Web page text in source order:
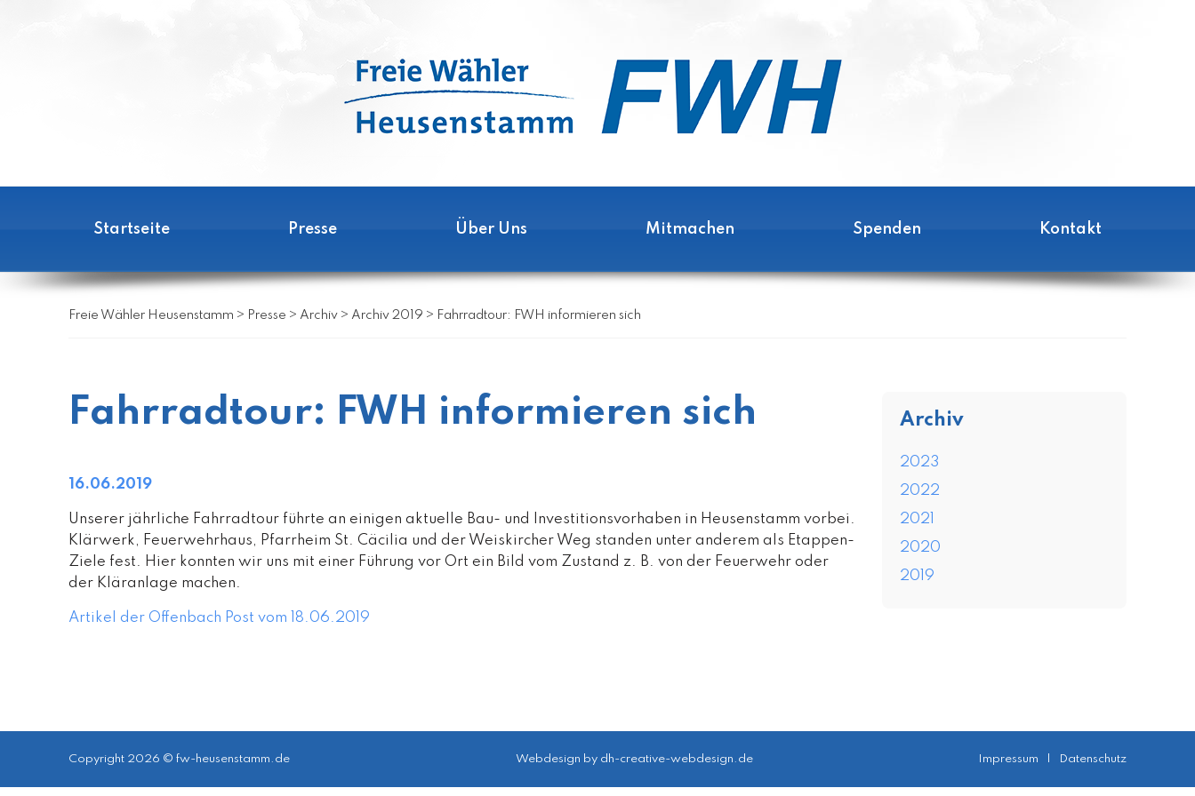
Startseite Presse Über Uns Mitmachen Spenden Kontakt
Freie Wähler Heusenstamm > Presse > Archiv > Archiv 2019 > Fahrradtour: FWH informieren sich
Fahrradtour: FWH informieren sich
16.06.2019
Unserer jährliche Fahrradtour führte an einigen aktuelle Bau- und Investitionsvorhaben in Heusenstamm vorbei.
Klärwerk, Feuerwehrhaus, Pfarrheim St. Cäcilia und der Weiskircher Weg standen unter anderem als Etappen-
Ziele fest. Hier konnten wir uns mit einer Führung vor Ort ein Bild vom Zustand z. B. von der Feuerwehr oder
der Kläranlage machen.
Artikel der Offenbach Post vom 18.06.2019
Archiv
2023
2022
2021
2020
2019
Copyright 2026 © fw-heusenstamm.de Webdesign by dh-creative-webdesign.de Impressum Datenschutz